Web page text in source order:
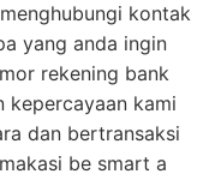
kontak
yang anda ingin
rekening bank
kepercayaan kami
dan bertransaksi
be smart a